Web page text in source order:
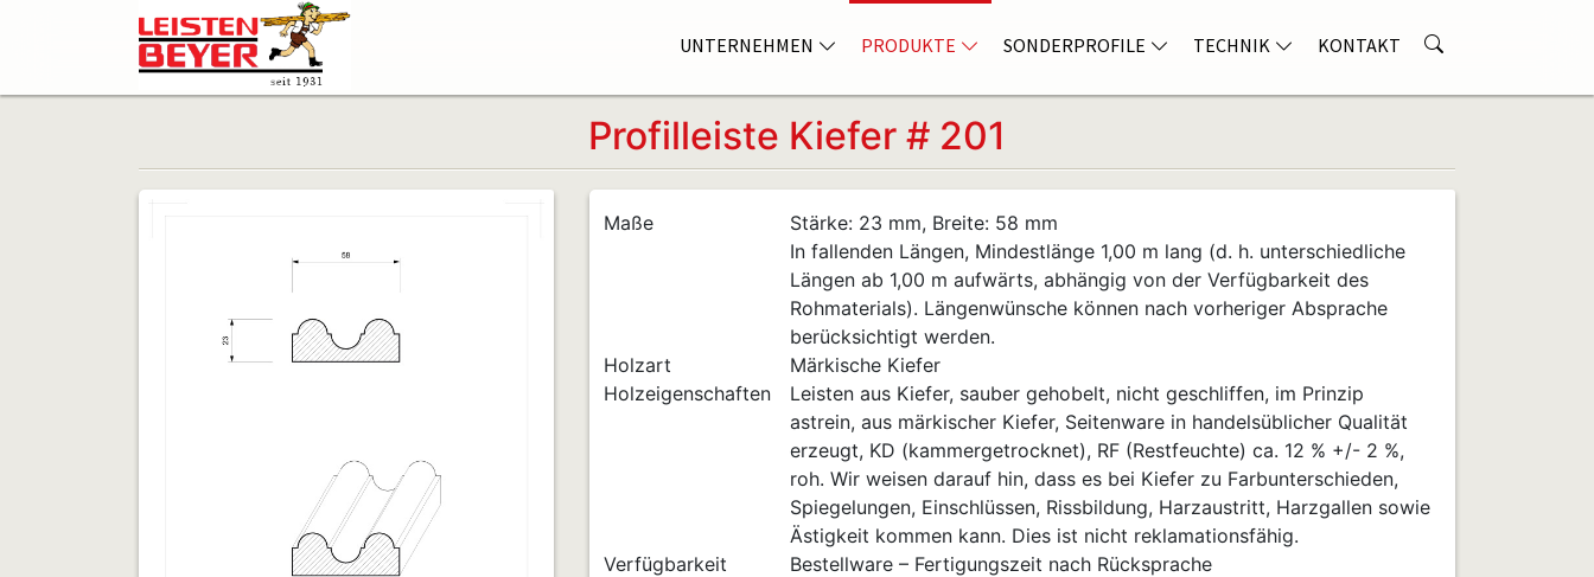
UNTERNEHMEN PRODUKTE SONDERPROFILE TECHNIK KONTAKT
Profilleiste Kiefer # 201
Maße
Stärke: 23 mm, Breite: 58 mm
In fallenden Längen, Mindestlänge 1,00 m lang (d. h. unterschiedliche
Längen ab 1,00 m aufwärts, abhängig von der Verfügbarkeit des
Rohmaterials). Längenwünsche können nach vorheriger Absprache
berücksichtigt werden.
Holzart
Märkische Kiefer
Holzeigenschaften
Leisten aus Kiefer, sauber gehobelt, nicht geschliffen, im Prinzip
astrein, aus märkischer Kiefer, Seitenware in handelsüblicher Qualität
erzeugt, KD (kammergetrocknet), RF (Restfeuchte) ca. 12 % +/- 2 %,
roh. Wir weisen darauf hin, dass es bei Kiefer zu Farbunterschieden,
Spiegelungen, Einschlüssen, Rissbildung, Harzaustritt, Harzgallen sowie
Ästigkeit kommen kann. Dies ist nicht reklamationsfähig.
Verfügbarkeit
Bestellware – Fertigungszeit nach Rücksprache